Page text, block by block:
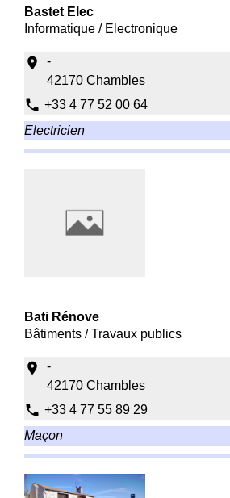
Bastet Elec
Informatique / Electronique
location_on
-
42170 Chambles
phone +33 4 77 52 00 64
Electricien
Bati Rénove
Bâtiments / Travaux publics
location_on
-
42170 Chambles
phone +33 4 77 55 89 29
Maçon